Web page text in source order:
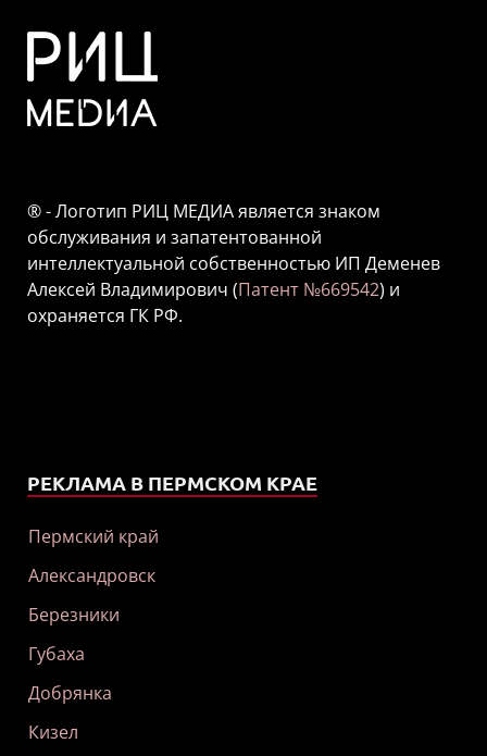
® - Логотип РИЦ МЕДИА является знаком
обслуживания и запатентованной
интеллектуальной собственностью ИП Деменев
Алексей Владимирович (Патент №669542) и
охраняется ГК РФ.
РЕКЛАМА В ПЕРМСКОМ КРАЕ
Пермский край
Александровск
Березники
Губаха
Добрянка
Кизел